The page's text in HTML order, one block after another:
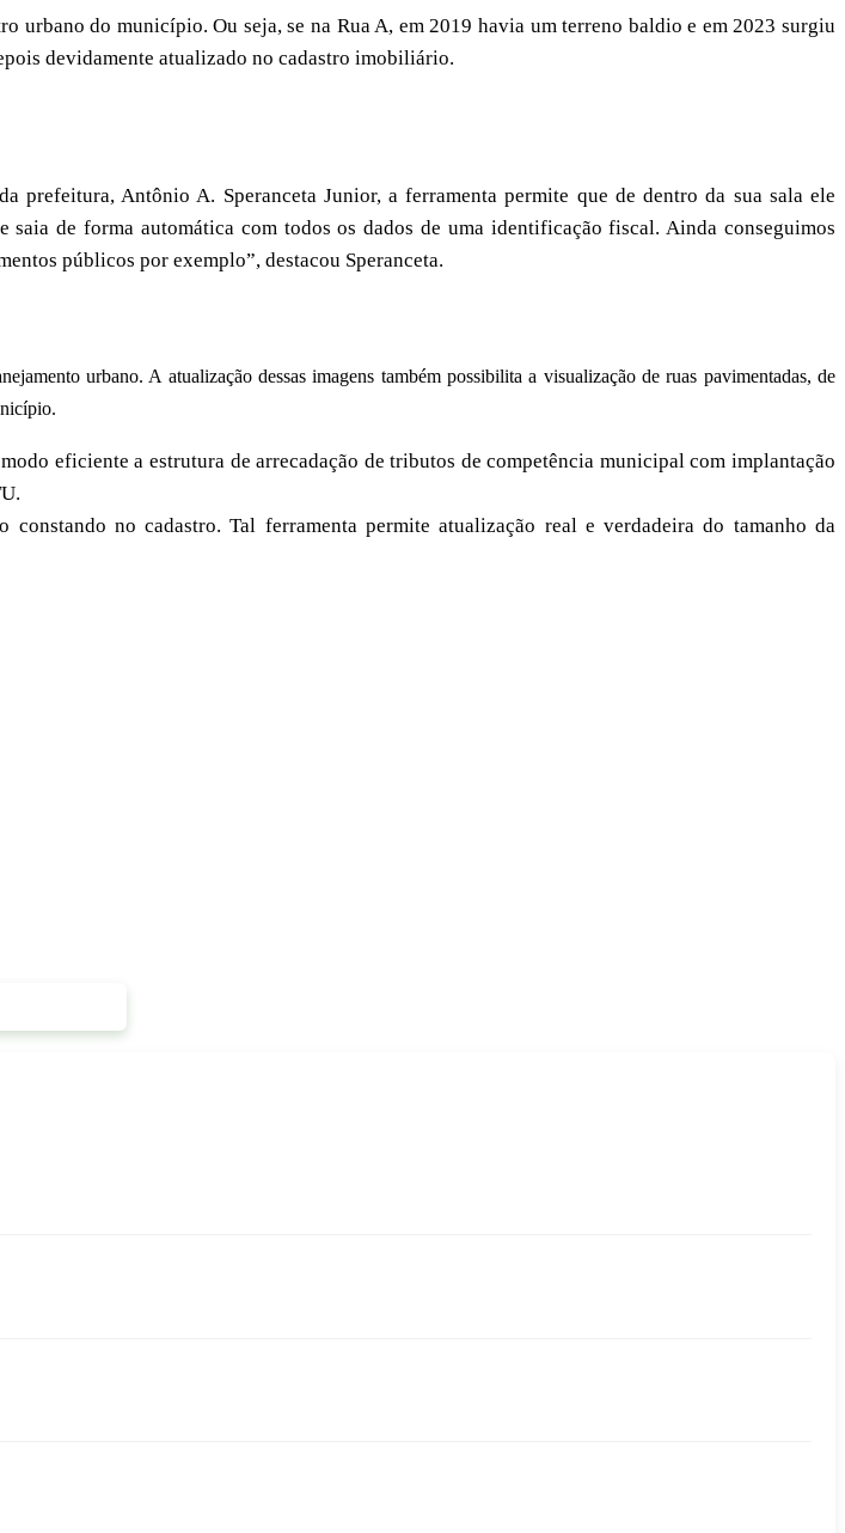
urbano do município. Ou seja, se na Rua A, em 2019 havia um terreno baldio e em 2023 surgiu
devidamente atualizado no cadastro imobiliário.
prefeitura, Antônio A. Speranceta Junior, a ferramenta permite que de dentro da sua sala ele
de forma automática com todos os dados de uma identificação fiscal. Ainda conseguimos
públicos por exemplo”, destacou Speranceta.
urbano. A atualização dessas imagens também possibilita a visualização de ruas pavimentadas, de
eficiente a estrutura de arrecadação de tributos de competência municipal com implantação
no cadastro. Tal ferramenta permite atualização real e verdadeira do tamanho da